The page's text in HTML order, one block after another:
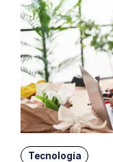
Tecnología